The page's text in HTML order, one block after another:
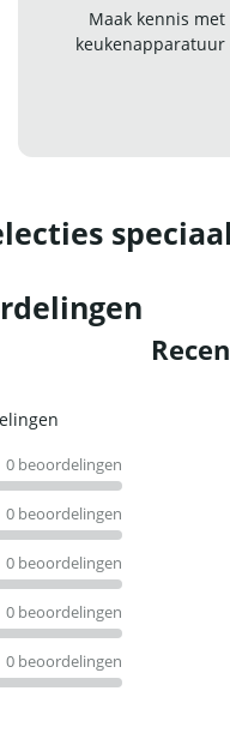
Maak kennis
0 beoordelingen
0 beoordelingen
0 beoordelingen
0 beoordelingen
0 beoordelingen